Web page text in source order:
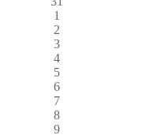
1
2
3
4
5
6
7
8
9